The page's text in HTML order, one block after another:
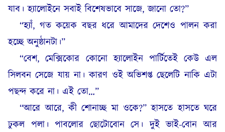
যাব। হ্যালোইনে সবাই বিশেষভাবে সাজে, জানো তো?”
“হ্যাঁ, গত কয়েক বছর ধরে আমাদের দেশেও পালন করা
হচ্ছে অনুষ্ঠানটা।”
“বেশ, মেক্সিকোর কোনো হ্যালোইন পার্টিতেই কেউ এল
সিলবন সেজে যায় না। কারণ ওই অভিশপ্ত ছেলেটি নাকি এটা
পছন্দ করে না। এই তো…”
“আরে আরে, কী শোনাচ্ছ মা ওকে?” হাসতে হাসতে ঘরে
ঢুকল পলা। পাবলোর ছোটোবোন সে। দুই ভাই-বোন আর